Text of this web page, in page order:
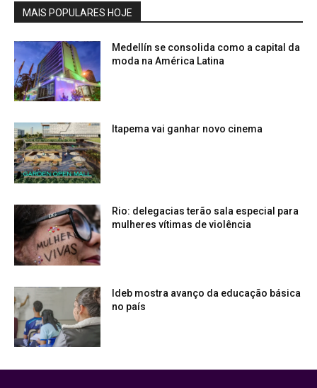
MAIS POPULARES HOJE
Medellín se consolida como a capital da
moda na América Latina
Itapema vai ganhar novo cinema
Rio: delegacias terão sala especial para
mulheres vítimas de violência
Ideb mostra avanço da educação básica
no país